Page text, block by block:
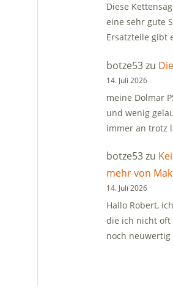
Diese
eine sehr gute
Ersatzteile gibt
botze53zu
14. Juli 2026
meine Dolmar
und wenig
immer an trotz
botze53zu
mehr von
14. Juli 2026
Hallo Robert,
die ich nicht
noch